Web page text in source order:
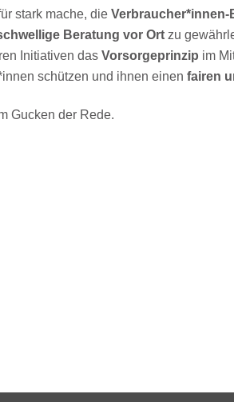
stark mache, dieVerbraucher*innen-
Beratung vor Ort zu
Initiativen dasVorsorgeprinzip im
schützen und ihnen einen fairen
Gucken der Rede.